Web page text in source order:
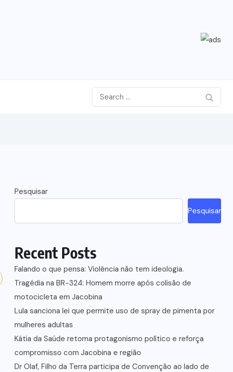
Pesquisar
Pesquisar
Recent Posts
Falando o que pensa: Violência não tem ideologia.
Tragédia na BR-324: Homem morre após colisão de
motocicleta em Jacobina
Lula sanciona lei que permite uso de spray de pimenta por
mulheres adultas
Kátia da Saúde retoma protagonismo político e reforça
compromisso com Jacobina e região
Dr Olaf, Filho da Terra participa de Convenção ao lado de